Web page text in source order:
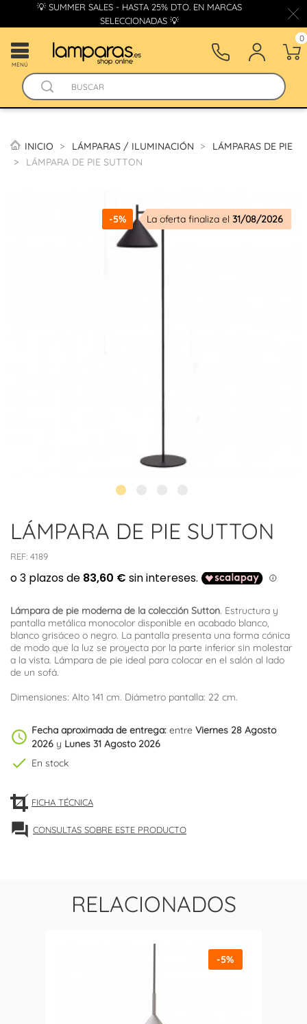
💡 SUMMER SALES - HASTA 25% DTO. EN MARCAS
SELECCIONADAS 💡
MENÚ
0
INICIO LÁMPARAS / ILUMINACIÓN
LÁMPARAS DE PIE
LÁMPARA DE PIE SUTTON
-5% La oferta finaliza el 31/08/2026
LÁMPARA DE PIE SUTTON
REF: 4189
Lámpara de pie moderna de la colección Sutton. Estructura y
pantalla metálica monocolor disponible en acabado blanco,
blanco grisáceo o negro. La pantalla presenta una forma cónica
de modo que la luz se proyecta por la parte inferior sin molestar
a la vista. Lámpara de pie ideal para colocar en el salón al lado
de un sofá.
Dimensiones: Alto 141 cm. Diámetro pantalla: 22 cm.
schedule Fecha aproximada de entrega: entre Viernes 28 Agosto
2026 y Lunes 31 Agosto 2026
check En stock
FICHA TÉCNICA
forum CONSULTAS SOBRE ESTE PRODUCTO
RELACIONADOS
-5%